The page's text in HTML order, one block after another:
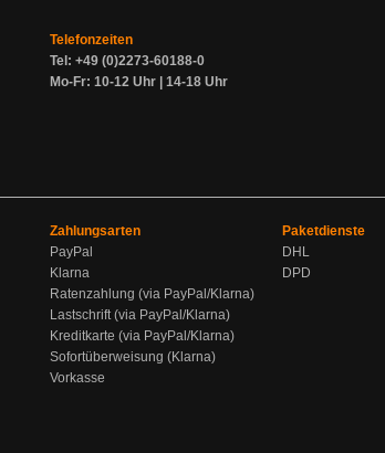
Telefonzeiten
Tel: +49 (0)2273-60188-0
Mo-Fr: 10-12 Uhr | 14-18 Uhr
Zahlungsarten
PayPal
Klarna
Ratenzahlung (via PayPal/Klarna)
Lastschrift (via PayPal/Klarna)
Kreditkarte (via PayPal/Klarna)
Sofortüberweisung (Klarna)
Vorkasse
Paketdienste
DHL
DPD